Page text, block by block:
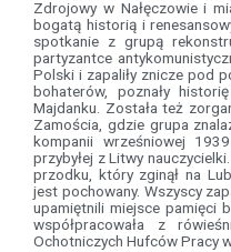
Zdrojowy w Nałęczowie i
bogatą historią i
spotkanie z grupą
partyzantce
Polski i zapaliły znicze pod
bohaterów, poznały
Majdanku. Została też
Zamościa, gdzie grupa
kompanii wrześniowej
przybyłej z Litwy
przodku, który zginął na
jest pochowany. Wszyscy
upamiętnili miejsce pamięci
współpracowała z
Ochotniczych Hufców Pracy